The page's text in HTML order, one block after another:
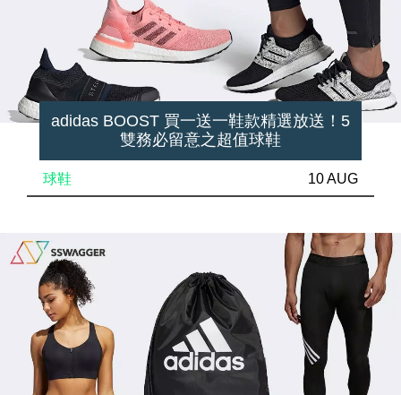
adidas BOOST 買一送一鞋款精選放送！5
雙務必留意之超值球鞋
球鞋 10 AUG